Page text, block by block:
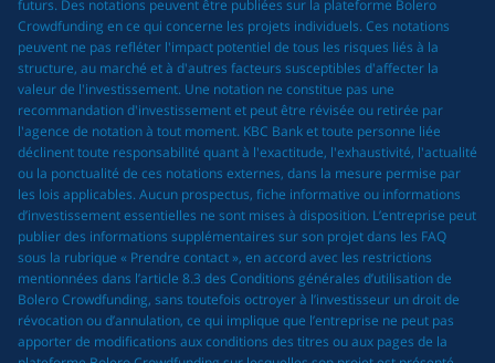
futurs. Des notations peuvent être publiées sur la plateforme Bolero
Crowdfunding en ce qui concerne les projets individuels. Ces notations
peuvent ne pas refléter l'impact potentiel de tous les risques liés à la
structure, au marché et à d'autres facteurs susceptibles d'affecter la
valeur de l'investissement. Une notation ne constitue pas une
recommandation d'investissement et peut être révisée ou retirée par
l'agence de notation à tout moment. KBC Bank et toute personne liée
déclinent toute responsabilité quant à l'exactitude, l'exhaustivité, l'actualité
ou la ponctualité de ces notations externes, dans la mesure permise par
les lois applicables. Aucun prospectus, fiche informative ou informations
d’investissement essentielles ne sont mises à disposition. L’entreprise peut
publier des informations supplémentaires sur son projet dans les FAQ
sous la rubrique « Prendre contact », en accord avec les restrictions
mentionnées dans l’article 8.3 des Conditions générales d’utilisation de
Bolero Crowdfunding, sans toutefois octroyer à l’investisseur un droit de
révocation ou d’annulation, ce qui implique que l’entreprise ne peut pas
apporter de modifications aux conditions des titres ou aux pages de la